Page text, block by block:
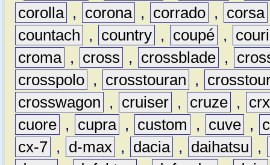
corolla , corona , corrado , corsa
countach
, country , coupé ,
croma , cross , crossblade ,
crosspolo , crosstouran ,
crosswagon
, cruiser , cruze ,
crx
cuore , cupra , custom , cuve ,
cx-7 , d-max , dacia , daihatsu
,